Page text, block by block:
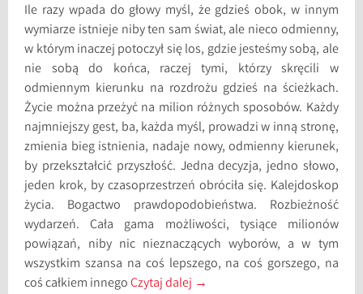
Ile razy wpada do głowy myśl, że gdzieś obok, w innym
wymiarze istnieje niby ten sam świat, ale nieco odmienny,
w którym inaczej potoczył się los, gdzie jesteśmy sobą, ale
nie sobą do końca, raczej tymi, którzy skręcili w
odmiennym kierunku na rozdrożu gdzieś na ścieżkach.
Życie można przeżyć na milion różnych sposobów. Każdy
najmniejszy gest, ba, każda myśl, prowadzi w inną stronę,
zmienia bieg istnienia, nadaje nowy, odmienny kierunek,
by przekształcić przyszłość. Jedna decyzja, jedno słowo,
jeden krok, by czasoprzestrzeń obróciła się. Kalejdoskop
życia. Bogactwo prawdopodobieństwa. Rozbieżność
wydarzeń. Cała gama możliwości, tysiące milionów
powiązań, niby nic nieznaczących wyborów, a w tym
wszystkim szansa na coś lepszego, na coś gorszego, na
coś całkiem innegoCzytaj dalej →